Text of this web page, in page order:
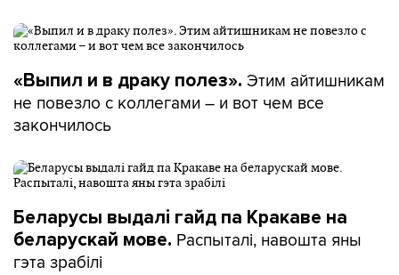
«Выпил и в драку полез». Этим айтишникам
не повезло с коллегами – и вот чем все
закончилось
Беларусы выдалі гайд па Кракаве на
беларускай мове. Распыталі, навошта яны
гэта зрабілі